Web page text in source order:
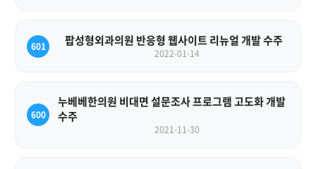
601 팝성형외과의원 반응형 웹사이트 리뉴얼 개발 수주
2022-01-14
600
누베베한의원 비대면 설문조사 프로그램 고도화 개발
수주
2021-11-30